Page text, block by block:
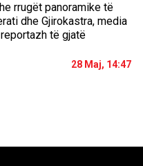
rrugët panoramike të
dhe Gjirokastra, media
të gjatë
28 Maj, 14:47